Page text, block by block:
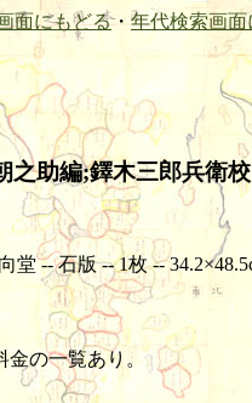
面にもどる・ 年代検索画面
之助編;鐸木三郎兵衛校
堂 -- 石版 -- 1枚 --
金の一覧あり。